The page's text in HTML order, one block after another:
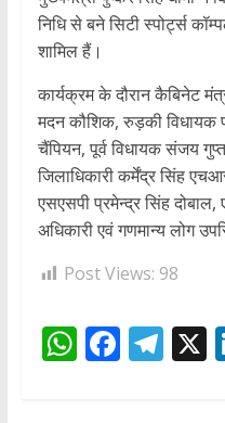
निधि से बने सिटी स्पोर्ट्स
शामिल हैं।
कार्यक्रम के दौरान कैबिनेट
मदन कौशिक, रुड़की विधायक
चैंपियन, पूर्व विधायक संजय
जिलाधिकारी कर्मेंद्र सिंह
एसएसपी प्रमेन्द्र सिंह
अधिकारी एवं गणमान्य लोग
Post Views: 98
W F T X